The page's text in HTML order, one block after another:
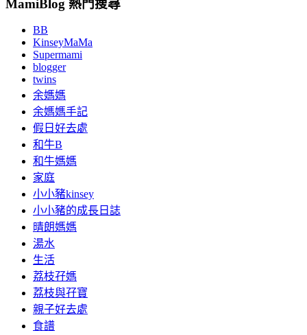
MamiBlog 熱門搜尋
BB
KinseyMaMa
Supermami
blogger
twins
余媽媽
余媽媽手記
假日好去處
和牛B
和牛媽媽
家庭
小小豬kinsey
小小豬的成長日誌
晴朗媽媽
湯水
生活
荔枝孖媽
荔枝與孖寶
親子好去處
食譜